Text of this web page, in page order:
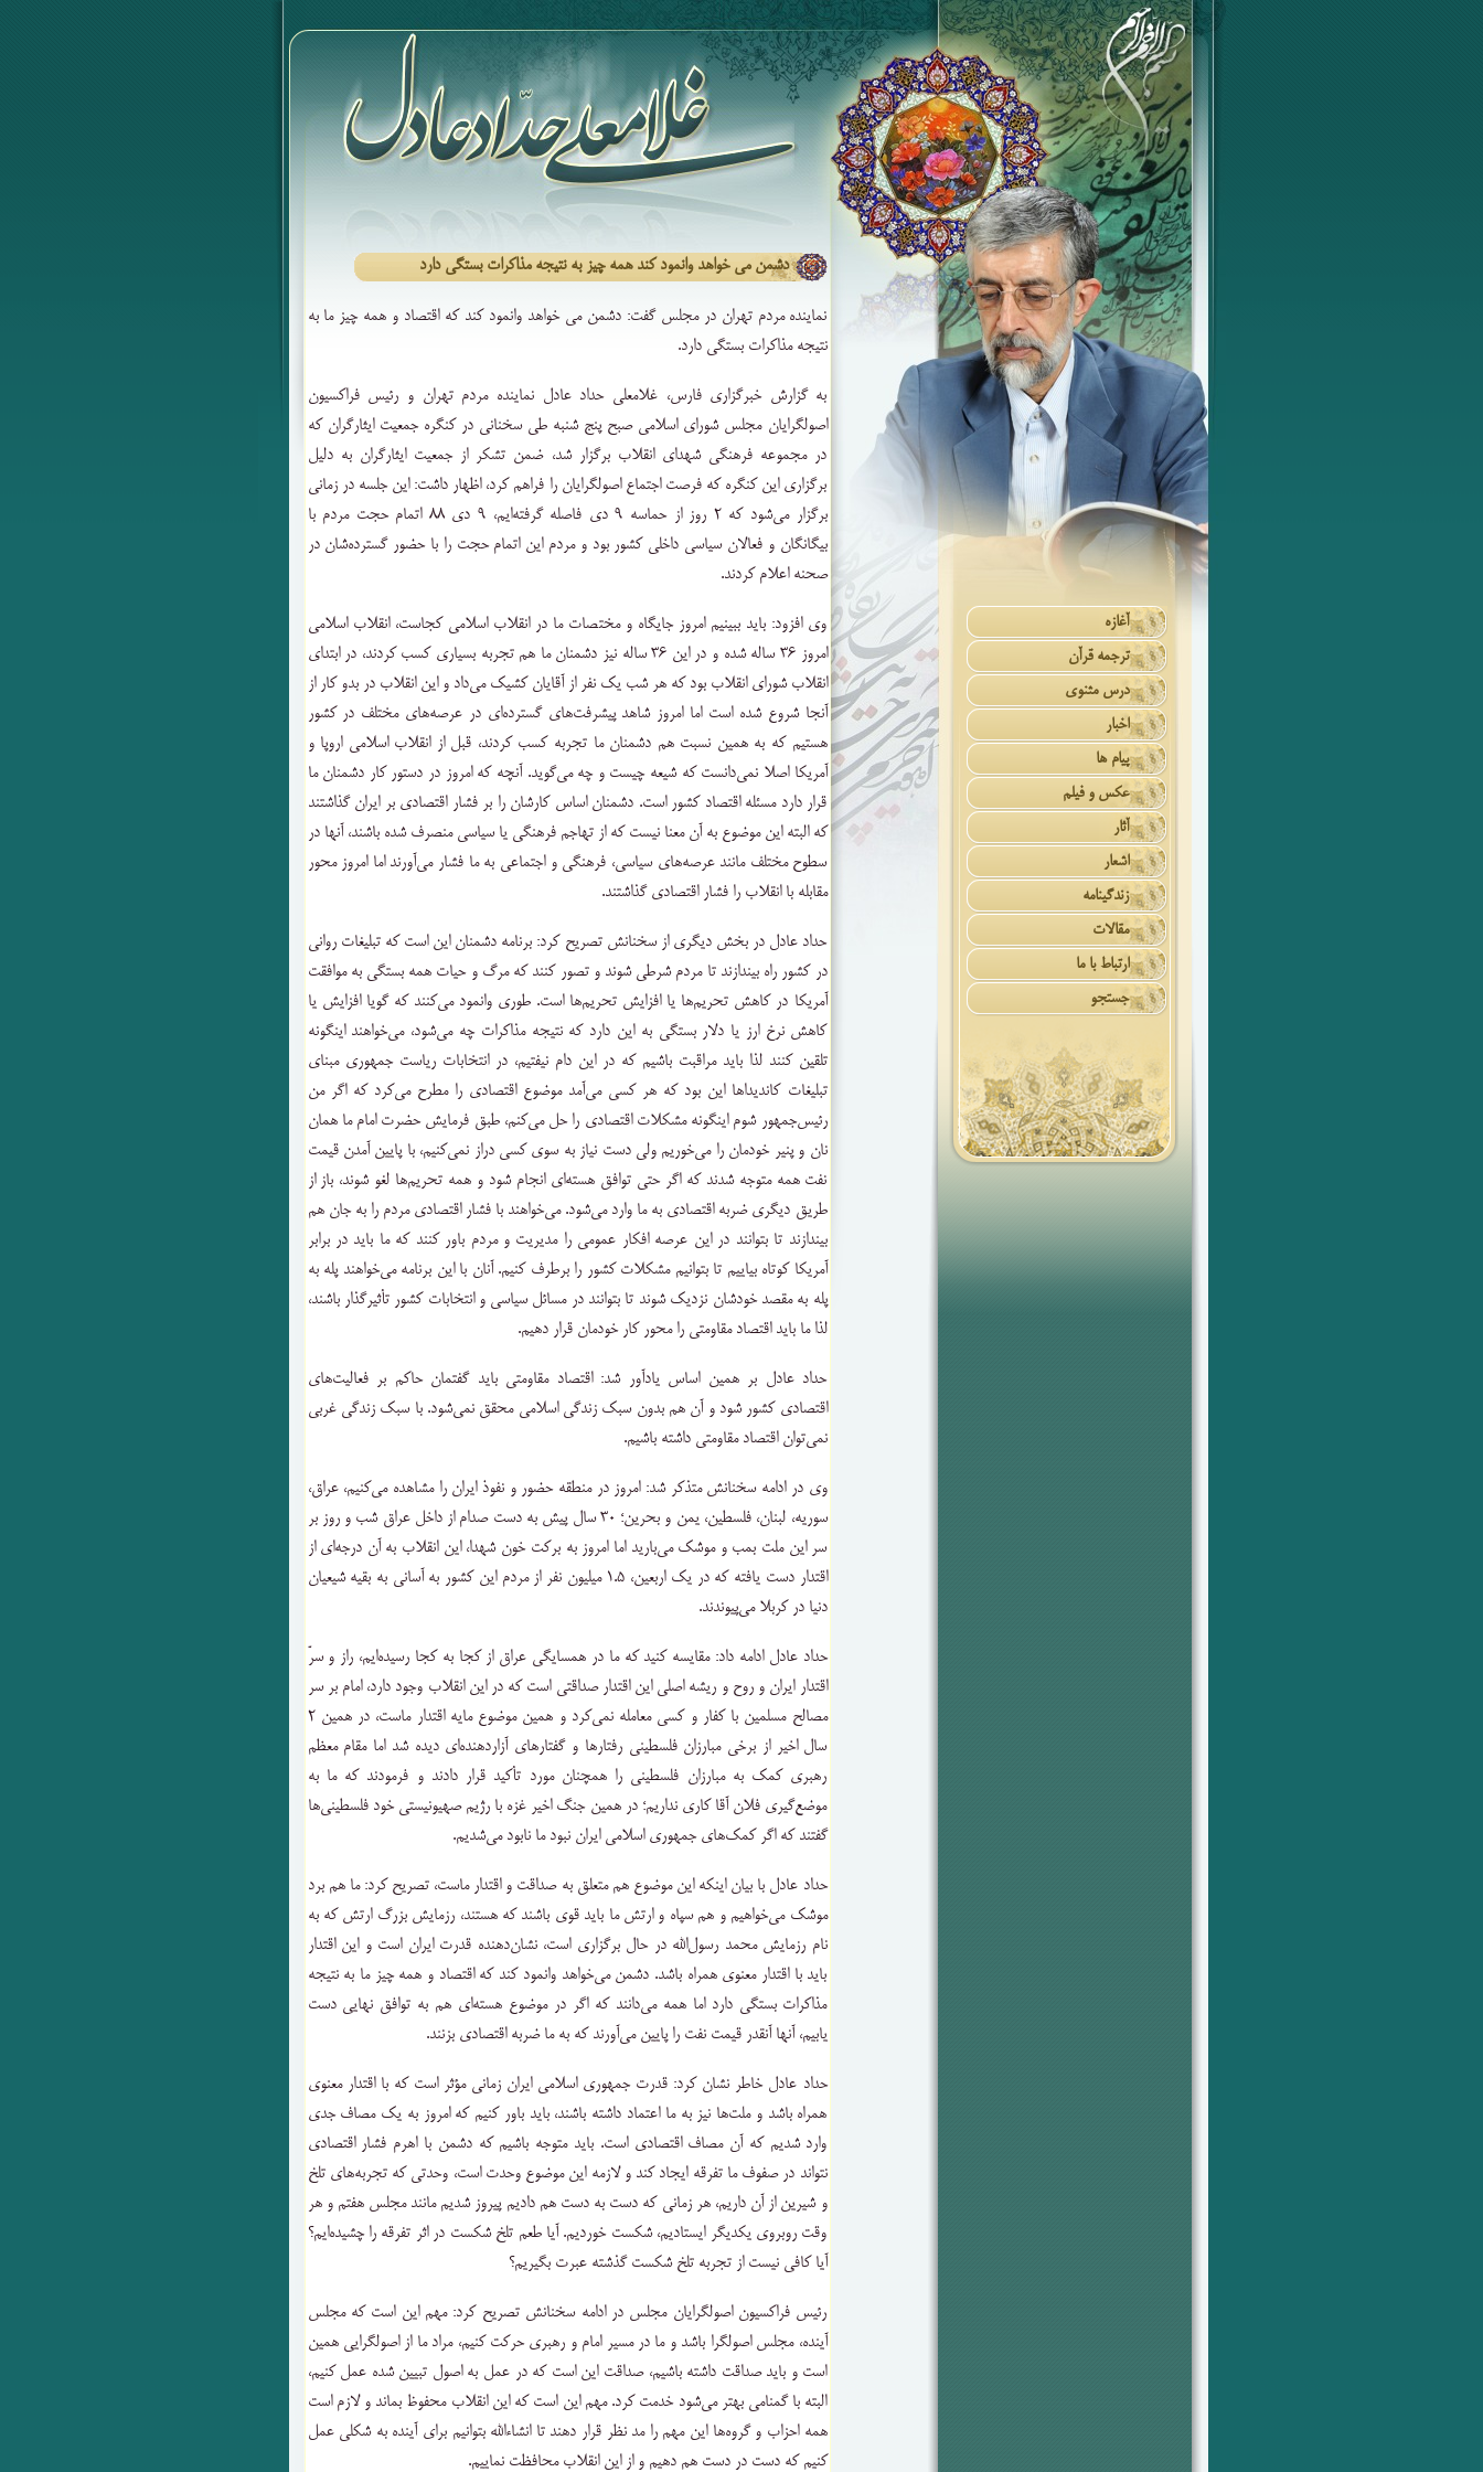
آغازه
ترجمه قرآن
درس مثنوی
اخبار
پیام ها
عکس و فیلم
آثار
اشعار
زندگینامه
مقالات
ارتباط با ما
جستجو
دشمن می خواهد وانمود کند همه چیز به نتیجه مذاکرات بستگی دارد
نماینده مردم تهران در مجلس گفت: دشمن می خواهد وانمود کند که اقتصاد و همه چیز ما به
نتیجه مذاکرات بستگی دارد.
به گزارش خبرگزاری فارس، غلامعلی حداد عادل نماینده مردم تهران و رئیس فراکسیون
اصولگرایان مجلس شورای اسلامی صبح پنج شنبه طی سخنانی در کنگره جمعیت ایثارگران که
در مجموعه فرهنگی شهدای انقلاب برگزار شد، ضمن تشکر از جمعیت ایثارگران به دلیل
برگزاری این کنگره که فرصت اجتماع اصولگرایان را فراهم کرد، اظهار داشت: این جلسه در زمانی
برگزار می‌شود که ۲ روز از حماسه ۹ دی فاصله گرفته‌ایم، ۹ دی ۸۸ اتمام حجت مردم با
بیگانگان و فعالان سیاسی داخلی کشور بود و مردم این اتمام حجت را با حضور گسترده‌شان در
صحنه اعلام کردند.
وی افزود: باید ببینیم امروز جایگاه و مختصات ما در انقلاب اسلامی کجاست، انقلاب اسلامی
امروز ۳۶ ساله شده و در این ۳۶ ساله نیز دشمنان ما هم تجربه بسیاری کسب کردند، در ابتدای
انقلاب شورای انقلاب بود که هر شب یک نفر از آقایان کشیک می‌داد و این انقلاب در بدو کار از
آنجا شروع شده است اما امروز شاهد پیشرفت‌های گسترده‌ای در عرصه‌های مختلف در کشور
هستیم که به همین نسبت هم دشمنان ما تجربه کسب کردند، قبل از انقلاب اسلامی اروپا و
آمریکا اصلا نمی‌دانست که شیعه چیست و چه می‌گوید. آنچه که امروز در دستور کار دشمنان ما
قرار دارد مسئله اقتصاد کشور است. دشمنان اساس کارشان را بر فشار اقتصادی بر ایران گذاشتند
که البته این موضوع به آن معنا نیست که از تهاجم فرهنگی یا سیاسی منصرف شده باشند، آنها در
سطوح مختلف مانند عرصه‌های سیاسی، فرهنگی و اجتماعی به ما فشار می‌آورند اما امروز محور
مقابله با انقلاب را فشار اقتصادی گذاشتند.
حداد عادل در بخش دیگری از سخنانش تصریح کرد: برنامه دشمنان این است که تبلیغات روانی
در کشور راه بیندازند تا مردم شرطی شوند و تصور کنند که مرگ و حیات همه بستگی به موافقت
آمریکا در کاهش تحریم‌ها یا افزایش تحریم‌ها است. طوری وانمود می‌کنند که گویا افزایش یا
کاهش نرخ ارز یا دلار بستگی به این دارد که نتیجه مذاکرات چه می‌شود، می‌خواهند اینگونه
تلقین کنند لذا باید مراقبت باشیم که در این دام نیفتیم، در انتخابات ریاست جمهوری مبنای
تبلیغات کاندیداها این بود که هر کسی می‌آمد موضوع اقتصادی را مطرح می‌کرد که اگر من
رئیس‌جمهور شوم اینگونه مشکلات اقتصادی را حل می‌کنم، طبق فرمایش حضرت امام ما همان
نان و پنیر خودمان را می‌خوریم ولی دست نیاز به سوی کسی دراز نمی‌کنیم، با پایین آمدن قیمت
نفت همه متوجه شدند که اگر حتی توافق هسته‌ای انجام شود و همه تحریم‌ها لغو شوند، باز از
طریق دیگری ضربه اقتصادی به ما وارد می‌شود. می‌خواهند با فشار اقتصادی مردم را به جان هم
بیندازند تا بتوانند در این عرصه افکار عمومی را مدیریت و مردم باور کنند که ما باید در برابر
آمریکا کوتاه بیاییم تا بتوانیم مشکلات کشور را برطرف کنیم. آنان با این برنامه می‌خواهند پله به
پله به مقصد خودشان نزدیک شوند تا بتوانند در مسائل سیاسی و انتخابات کشور تأثیرگذار باشند،
لذا ما باید اقتصاد مقاومتی را محور کار خودمان قرار دهیم.
حداد عادل بر همین اساس یادآور شد: اقتصاد مقاومتی باید گفتمان حاکم بر فعالیت‌های
اقتصادی کشور شود و آن هم بدون سبک زندگی اسلامی محقق نمی‌شود. با سبک زندگی غربی
نمی‌توان اقتصاد مقاومتی داشته باشیم.
وی در ادامه سخنانش متذکر شد: امروز در منطقه حضور و نفوذ ایران را مشاهده می‌کنیم، عراق،
سوریه، لبنان، فلسطین، یمن و بحرین؛ ۳۰ سال پیش به دست صدام از داخل عراق شب و روز بر
سر این ملت بمب و موشک می‌بارید اما امروز به برکت خون شهدا، این انقلاب به آن درجه‌ای از
اقتدار دست یافته که در یک اربعین، ۱.۵ میلیون نفر از مردم این کشور به آسانی به بقیه شیعیان
دنیا در کربلا می‌پیوندند.
حداد عادل ادامه داد: مقایسه کنید که ما در همسایگی عراق از کجا به کجا رسیده‌ایم، راز و سرّ
اقتدار ایران و روح و ریشه اصلی این اقتدار صداقتی است که در این انقلاب وجود دارد، امام بر سر
مصالح مسلمین با کفار و کسی معامله نمی‌کرد و همین موضوع مایه اقتدار ماست، در همین ۲
سال اخیر از برخی مبارزان فلسطینی رفتارها و گفتارهای آزاردهنده‌ای دیده شد اما مقام معظم
رهبری کمک به مبارزان فلسطینی را همچنان مورد تأکید قرار دادند و فرمودند که ما به
موضع‌گیری فلان آقا کاری نداریم؛ در همین جنگ اخیر غزه با رژیم صهیونیستی خود فلسطینی‌ها
گفتند که اگر کمک‌های جمهوری اسلامی ایران نبود ما نابود می‌شدیم.
حداد عادل با بیان اینکه این موضوع هم متعلق به صداقت و اقتدار ماست، تصریح کرد: ما هم برد
موشک می‌خواهیم و هم سپاه و ارتش ما باید قوی باشند که هستند، رزمایش بزرگ ارتش که به
نام رزمایش محمد رسول‌الله در حال برگزاری است، نشان‌دهنده قدرت ایران است و این اقتدار
باید با اقتدار معنوی همراه باشد. دشمن می‌خواهد وانمود کند که اقتصاد و همه چیز ما به نتیجه
مذاکرات بستگی دارد اما همه می‌دانند که اگر در موضوع هسته‌ای هم به توافق نهایی دست
یابیم، آنها آنقدر قیمت نفت را پایین می‌آورند که به ما ضربه اقتصادی بزنند.
حداد عادل خاطر نشان کرد: قدرت جمهوری اسلامی ایران زمانی مؤثر است که با اقتدار معنوی
همراه باشد و ملت‌ها نیز به ما اعتماد داشته باشند، باید باور کنیم که امروز به یک مصاف جدی
وارد شدیم که آن مصاف اقتصادی است. باید متوجه باشیم که دشمن با اهرم فشار اقتصادی
نتواند در صفوف ما تفرقه ایجاد کند و لازمه این موضوع وحدت است، وحدتی که تجربه‌های تلخ
و شیرین از آن داریم، هر زمانی که دست به دست هم دادیم پیروز شدیم مانند مجلس هفتم و هر
وقت روبروی یکدیگر ایستادیم، شکست خوردیم. آیا طعم تلخ شکست در اثر تفرقه را چشیده‌ایم؟
آیا کافی نیست از تجربه تلخ شکست گذشته عبرت بگیریم؟
رئیس فراکسیون اصولگرایان مجلس در ادامه سخنانش تصریح کرد: مهم این است که مجلس
آینده، مجلس اصولگرا باشد و ما در مسیر امام و رهبری حرکت کنیم، مراد ما از اصولگرایی همین
است و باید صداقت داشته باشیم، صداقت این است که در عمل به اصول تبیین شده عمل کنیم،
البته با گمنامی بهتر می‌شود خدمت کرد. مهم این است که این انقلاب محفوظ بماند و لازم است
همه احزاب و گروه‌ها این مهم را مد نظر قرار دهند تا انشاء‌الله بتوانیم برای آینده به شکلی عمل
کنیم که دست در دست هم دهیم و از این انقلاب محافظت نماییم.